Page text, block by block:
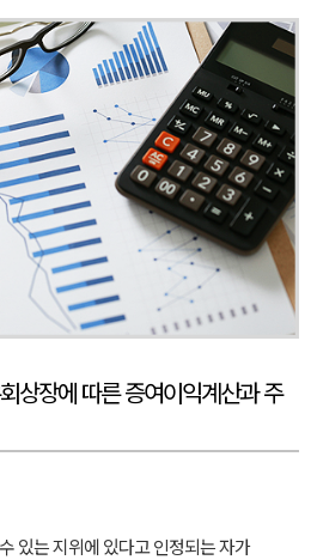
상장에 따른 증여이익계산과 주
있는 지위에 있다고 인정되는 자가